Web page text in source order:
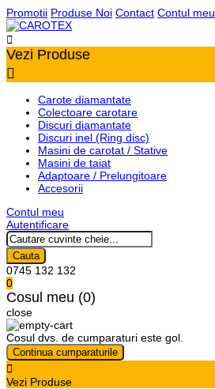
Promotii Produse Noi Contact Contul meu

Vezi Produse

Carote diamantate
Colectoare carotare
Discuri diamantate
Discuri inel (Ring disc)
Masini de carotat / Stative
Masini de taiat
Adaptoare / Prelungitoare
Accesorii
Contul meu
Autentificare
Cauta
0745 132 132
0
Cosul meu (0)
close
Cosul dvs. de cumparaturi este gol.
Continua cumparaturile

Vezi Produse